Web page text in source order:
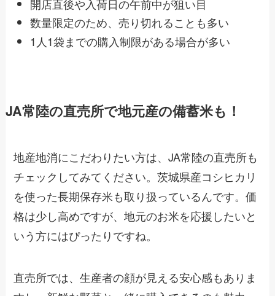
開店直後や入荷日の午前中が狙い目
数量限定のため、売り切れることも多い
1人1袋までの購入制限がある場合が多い
JA常陸の直売所で地元産の備蓄米も！
地産地消にこだわりたい方は、JA常陸の直売所も
チェックしてみてください。茨城県産コシヒカリ
を使った長期保存米も取り扱っているんです。価
格は少し高めですが、地元のお米を応援したいと
いう方にはぴったりですね。
直売所では、生産者の顔が見える安心感もありま